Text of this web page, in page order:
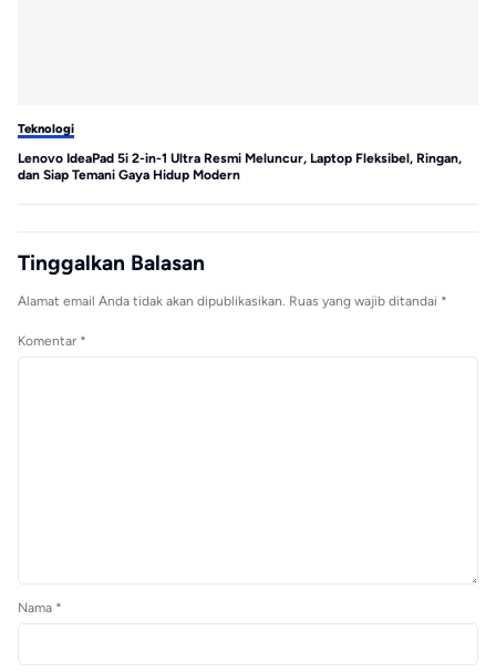
Teknologi
Lenovo IdeaPad 5i 2-in-1 Ultra Resmi Meluncur, Laptop Fleksibel, Ringan,
dan Siap Temani Gaya Hidup Modern
Tinggalkan Balasan
Alamat email Anda tidak akan dipublikasikan. Ruas yang wajib ditandai *
Komentar *
Nama *